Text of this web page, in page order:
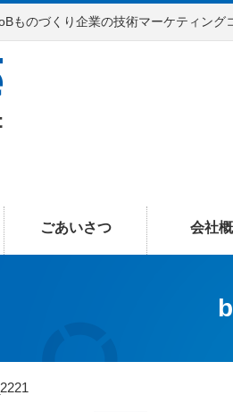
ものづくり企業の技術マーケティング
ごあいさつ 会社